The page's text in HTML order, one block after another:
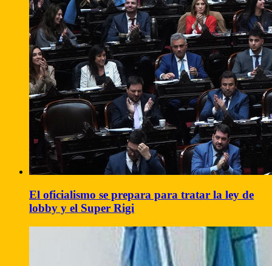
El oficialismo se prepara para tratar la ley de
lobby y el Super Rigi